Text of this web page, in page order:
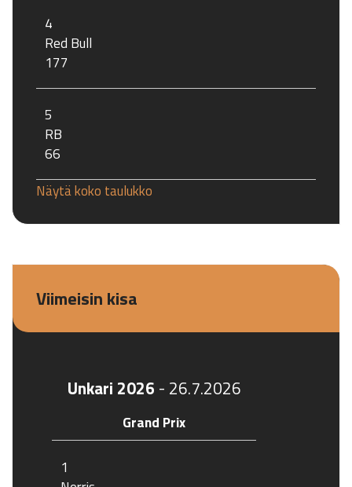
4
Red Bull
177
5
RB
66
Näytä koko taulukko
Viimeisin kisa
Unkari 2026 - 26.7.2026
Grand Prix
1